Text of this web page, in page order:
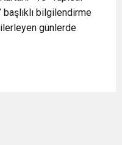
bilgilendirme
günlerde